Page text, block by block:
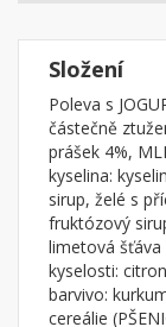
Složení
Poleva s
částečně
prášek 4%,
kyselina:
sirup, želé s
fruktózový
limetová šťáva
kyselosti:
barvivo:
cereálie